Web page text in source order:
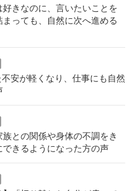
好きなのに、言いたいことを
っても、自然に次へ進める
安が軽くなり、仕事にも自然
との関係や身体の不調をき
きるようになった方の声